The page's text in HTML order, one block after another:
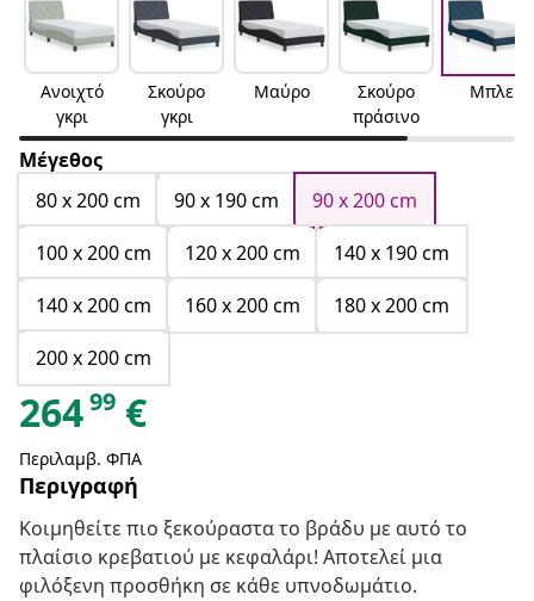
Ανοιχτό
γκρι
Σκούρο
γκρι
Μαύρο
Σκούρο
πράσινο
Μπλε
Μέγεθος
80 x 200 cm
90 x 190 cm
90 x 200 cm
100 x 200 cm
120 x 200 cm
140 x 190 cm
140 x 200 cm
160 x 200 cm
180 x 200 cm
200 x 200 cm
26499 €
Περιλαμβ. ΦΠΑ
Περιγραφή
Κοιμηθείτε πιο ξεκούραστα το βράδυ με αυτό το
πλαίσιο κρεβατιού με κεφαλάρι! Αποτελεί μια
φιλόξενη προσθήκη σε κάθε υπνοδωμάτιο.